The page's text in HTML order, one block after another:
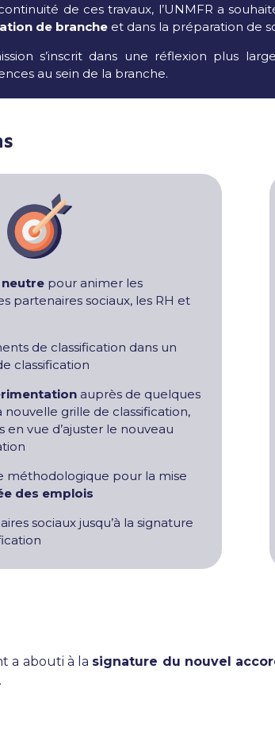
de ces travaux, l’UNMFR a
de brancheet dans la préparation de
s’inscrit dans une réflexion plus
au sein de la branche.
pour animer les
partenaires sociaux, les RH et
de classification dans un
classification
auprès de quelques
nouvelle grille de classification,
en vue d’ajuster le nouveau
méthodologique pour la mise
des emplois
sociaux jusqu’à la signature
a abouti à la signature du nouvel